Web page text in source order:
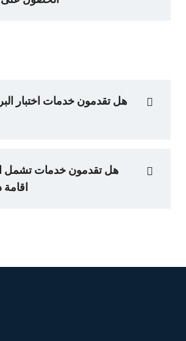
هل تقدمون خدمات اختبار
هل تقدمون خدمات تشمل